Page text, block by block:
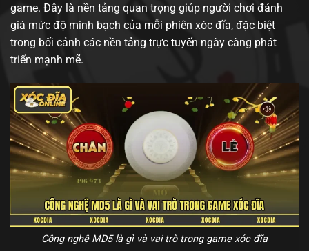
game. Đây là nền tảng quan trọng giúp người chơi đánh
giá mức độ minh bạch của mỗi phiên xóc đĩa, đặc biệt
trong bối cảnh các nền tảng trực tuyến ngày càng phát
triển mạnh mẽ.
Công nghệ MD5 là gì và vai trò trong game xóc đĩa